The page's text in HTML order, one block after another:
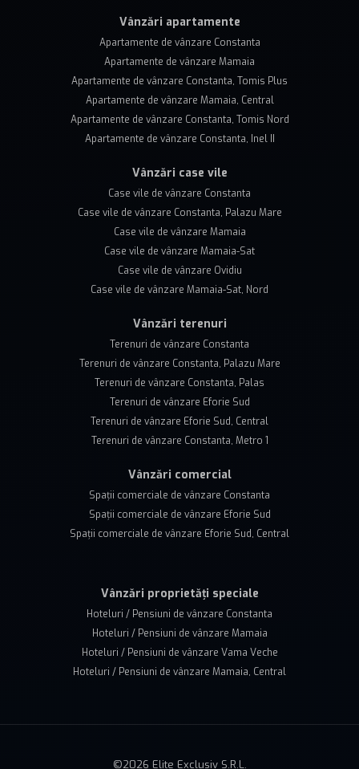
Vânzări apartamente
Apartamente de vânzare Constanta
Apartamente de vânzare Mamaia
Apartamente de vânzare Constanta, Tomis Plus
Apartamente de vânzare Mamaia, Central
Apartamente de vânzare Constanta, Tomis Nord
Apartamente de vânzare Constanta, Inel II
Vânzări case vile
Case vile de vânzare Constanta
Case vile de vânzare Constanta, Palazu Mare
Case vile de vânzare Mamaia
Case vile de vânzare Mamaia-Sat
Case vile de vânzare Ovidiu
Case vile de vânzare Mamaia-Sat, Nord
Vânzări terenuri
Terenuri de vânzare Constanta
Terenuri de vânzare Constanta, Palazu Mare
Terenuri de vânzare Constanta, Palas
Terenuri de vânzare Eforie Sud
Terenuri de vânzare Eforie Sud, Central
Terenuri de vânzare Constanta, Metro 1
Vânzări comercial
Spații comerciale de vânzare Constanta
Spații comerciale de vânzare Eforie Sud
Spații comerciale de vânzare Eforie Sud, Central
Vânzări proprietăți speciale
Hoteluri / Pensiuni de vânzare Constanta
Hoteluri / Pensiuni de vânzare Mamaia
Hoteluri / Pensiuni de vânzare Vama Veche
Hoteluri / Pensiuni de vânzare Mamaia, Central
©2026 Elite Exclusiv S.R.L.